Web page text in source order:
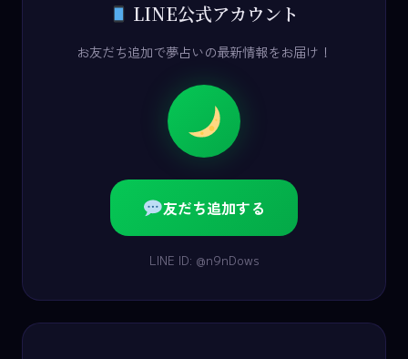
LINE公式アカウント
お友だち追加で夢占いの最新情報をお届け！
友だち追加する
LINE ID: @n9nDows